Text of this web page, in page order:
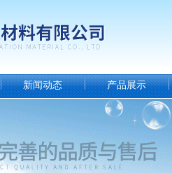
新闻动态 产品展示